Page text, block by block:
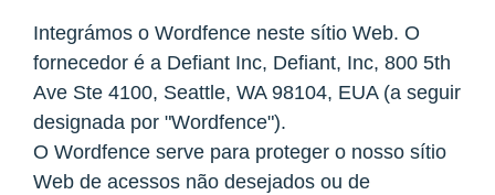
Integrámos o Wordfence neste sítio Web. O
fornecedor é a Defiant Inc, Defiant, Inc, 800 5th
Ave Ste 4100, Seattle, WA 98104, EUA (a seguir
designada por "Wordfence").
O Wordfence serve para proteger o nosso sítio
Web de acessos não desejados ou de